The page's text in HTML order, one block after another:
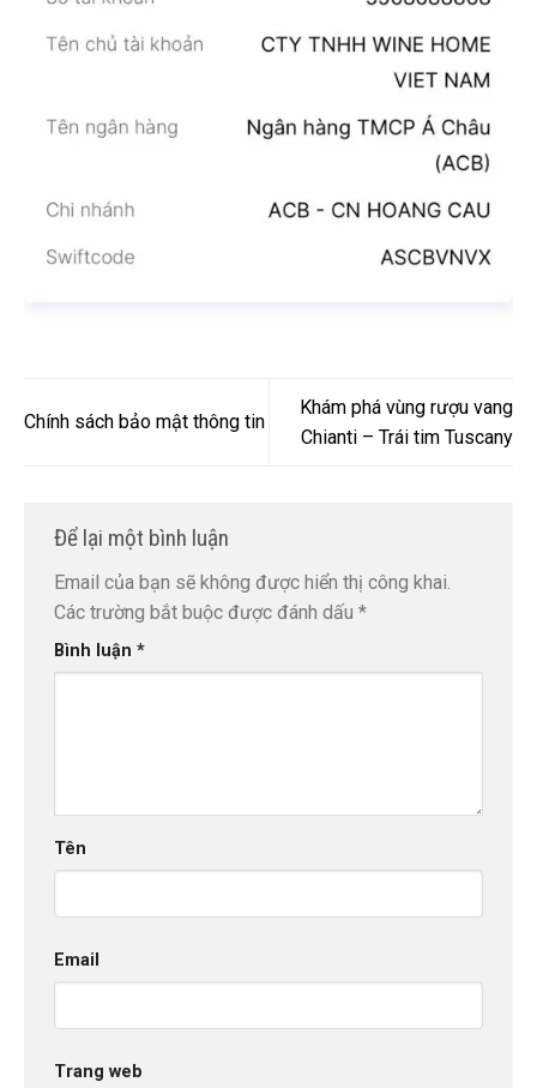
Chính sách bảo mật thông tin
Khám phá vùng rượu vang
Chianti – Trái tim Tuscany
Để lại một bình luận
Email của bạn sẽ không được hiển thị công khai.
Các trường bắt buộc được đánh dấu *
Bình luận *
Tên
Email
Trang web